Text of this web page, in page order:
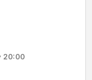
20:00